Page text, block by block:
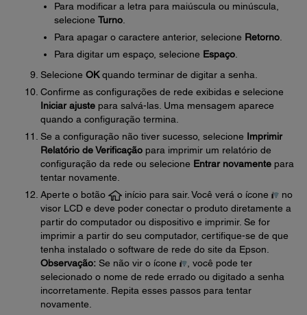
Para modificar a letra para maiúscula ou minúscula,
selecione Turno
Para apagar o caractere anterior, selecione Retorno
Para digitar um espaço, selecione Espaço
Selecione OKquando terminar de digitar a senha.
Confirme as configurações de rede exibidas e selecione
Iniciar ajuste para salvá-las. Uma mensagem aparece
quando a configuração termina.
Se a configuração não tiver sucesso, selecione Imprimir
Relatório de Verificação para imprimir um relatório de
configuração da rede ou selecione Entrar novamente para
tentar novamente.
Aperte o botão
início para sair. Você verá o ícone
no
visor LCD e deve poder conectar o produto diretamente a
partir do computador ou dispositivo e imprimir. Se for
imprimir a partir do seu computador, certifique-se de que
tenha instalado o software de rede do site da Epson.
Observação: Se não vir o ícone
, você pode ter
selecionado o nome de rede errado ou digitado a senha
incorretamente. Repita esses passos para tentar
novamente.